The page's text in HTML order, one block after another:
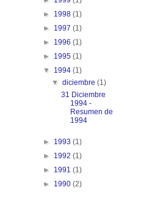
► 1998 (1)
► 1997 (1)
► 1996 (1)
► 1995 (1)
▼ 1994 (1)
▼diciembre(1)
31 Diciembre
1994 -
Resumen de
1994
► 1993 (1)
► 1992 (1)
► 1991 (1)
► 1990 (2)